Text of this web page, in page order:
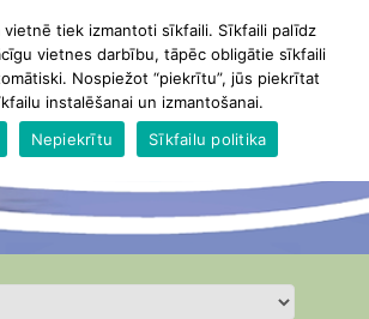
tiek izmantoti sīkfaili. Sīkfaili palīdz
vietnes darbību, tāpēc obligātie sīkfaili
Nospiežot “piekrītu”, jūs piekrītat
instalēšanai un izmantošanai.
Nepiekrītu Sīkfailu politika